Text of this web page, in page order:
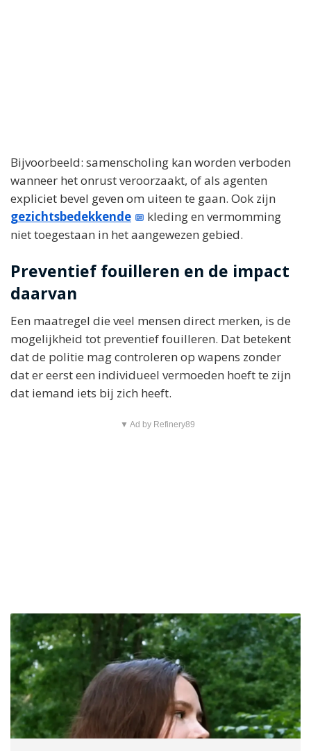
Bijvoorbeeld: samenscholing kan worden verboden
wanneer het onrust veroorzaakt, of als agenten
expliciet bevel geven om uiteen te gaan. Ook zijn
gezichtsbedekkende
kleding en vermomming
niet toegestaan in het aangewezen gebied.
Preventief fouilleren en de impact
daarvan
Een maatregel die veel mensen direct merken, is de
mogelijkheid tot preventief fouilleren. Dat betekent
dat de politie mag controleren op wapens zonder
dat er eerst een individueel vermoeden hoeft te zijn
dat iemand iets bij zich heeft.
▼ Ad by Refinery89